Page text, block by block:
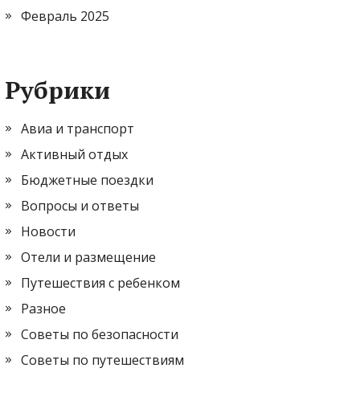
Февраль 2025
Рубрики
Авиа и транспорт
Активный отдых
Бюджетные поездки
Вопросы и ответы
Новости
Отели и размещение
Путешествия с ребенком
Разное
Советы по безопасности
Советы по путешествиям